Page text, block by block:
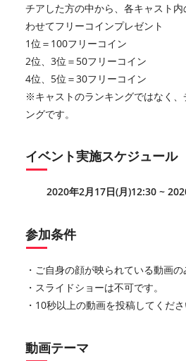
チアした方の中から、各キャスト
わせてフリーコインプレゼント
1位＝100フリーコイン
2位、3位＝50フリーコイン
4位、5位＝30フリーコイン
※キャストのランキングではなく
ングです。
イベント実施スケジュール
2020年2月17日(月)12:30 ~
参加条件
・ご自身の顔が映られている動画の
・スライドショーは不可です。
・10秒以上の動画を投稿してくださ
動画テーマ